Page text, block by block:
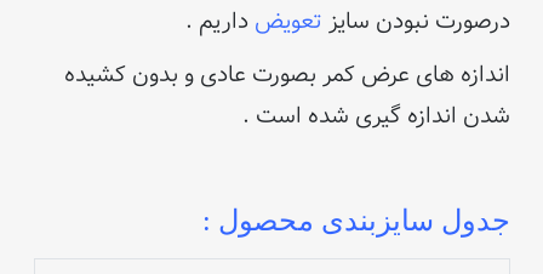
درصورت نبودن سایز تعویض داریم .
اندازه های عرض کمر بصورت عادی و بدون کشیده
شدن اندازه گیری شده است .
جدول سایزبندی محصول :